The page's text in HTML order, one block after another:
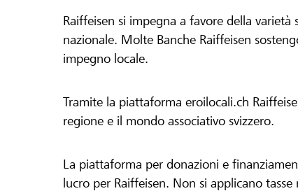
Raiffeisen si impegna a favore della
nazionale. Molte Banche Raiffeisen
impegno locale.
Tramite la piattaforma eroilocali.ch
regione e il mondo associativo svizzero.
La piattaforma per donazioni e
lucro per Raiffeisen. Non si applicano